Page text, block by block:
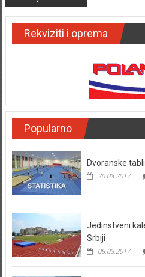
Rekviziti i oprema
Popularno
Dvoranske
20.03.2017.
Jedinstveni
Srbiji
08.03.2017.